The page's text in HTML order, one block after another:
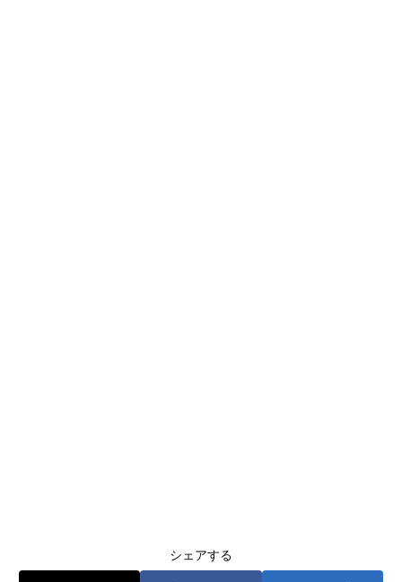
シェアする